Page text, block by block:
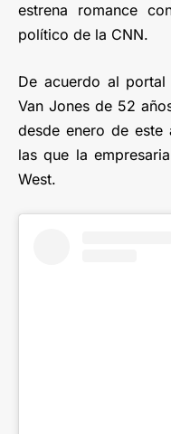
estrena romance
político de la CNN.
De acuerdo al
Van Jones de 52
desde enero de
las que la
West.